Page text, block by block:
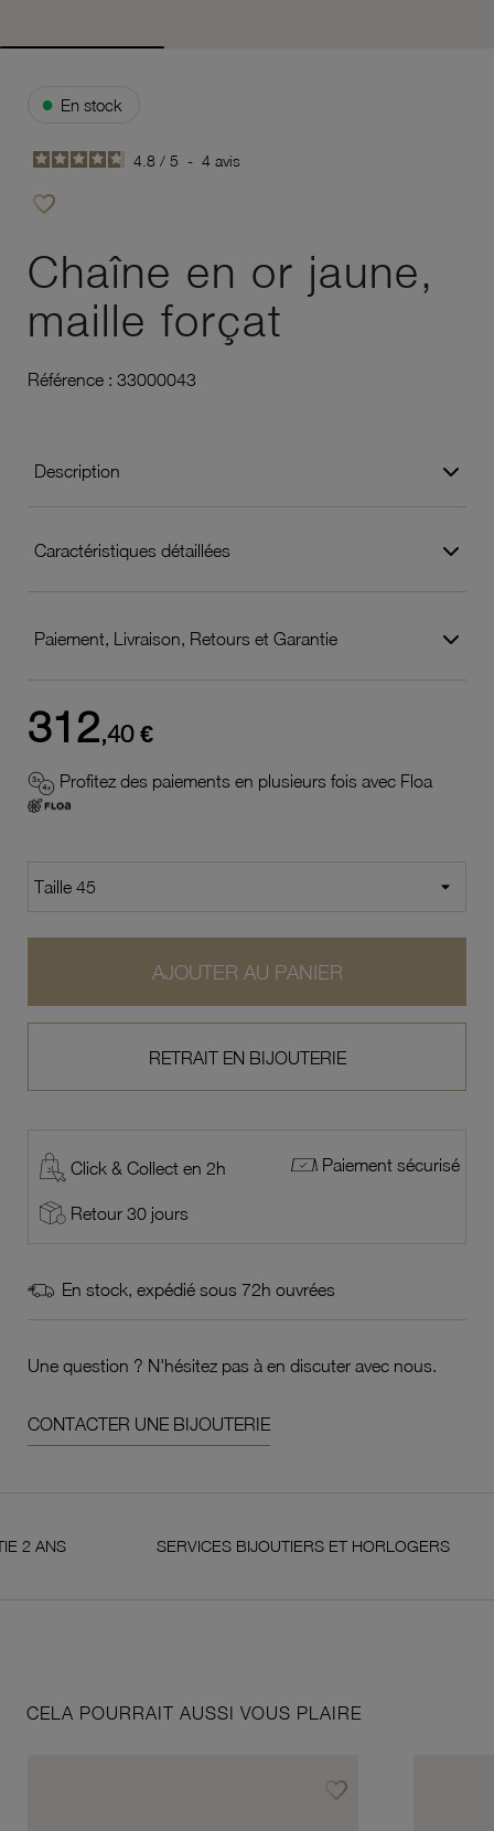
● En stock
4.8 / 5 - 4 avis
favorite_border
Chaîne en or jaune,
maille forçat
Référence : 33000043
Description
Caractéristiques détaillées
Paiement, Livraison, Retours et Garantie
312,40 €
Profitez des paiements en plusieurs fois avec Floa
AJOUTER AU PANIER
RETRAIT EN BIJOUTERIE
Click & Collect en 2h Paiement sécurisé
Retour 30 jours
En stock, expédié sous 72h ouvrées
Une question ? N'hésitez pas à en discuter avec nous.
CONTACTER UNE BIJOUTERIE
SERVICES BIJOUTIERS ET HORLOGERS
CELA POURRAIT AUSSI VOUS PLAIRE
favorite_borderAjouter à vos favoris